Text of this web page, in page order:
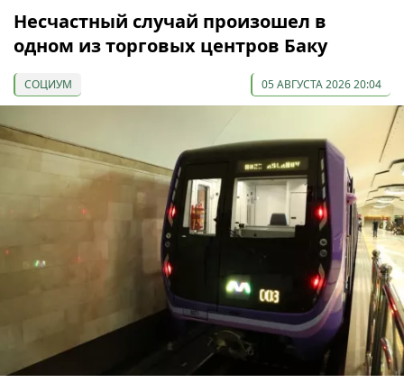
Несчастный случай произошел в
одном из торговых центров Баку
СОЦИУМ 05 АВГУСТА 2026 20:04